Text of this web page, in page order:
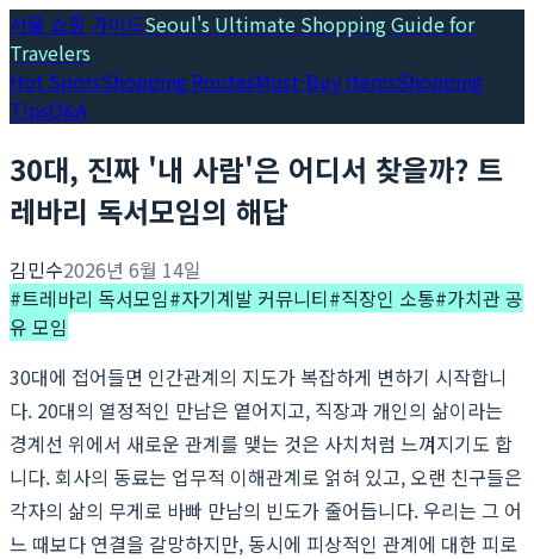
서울 쇼핑 가이드Seoul's Ultimate Shopping Guide for
Travelers
Hot SpotsShopping RoutesMust-Buy ItemsShopping
TipsQ&A
30대, 진짜 '내 사람'은 어디서 찾을까? 트
레바리 독서모임의 해답
김민수2026년 6월 14일
#트레바리 독서모임#자기계발 커뮤니티#직장인 소통#가치관 공
유 모임
30대에 접어들면 인간관계의 지도가 복잡하게 변하기 시작합니
다. 20대의 열정적인 만남은 옅어지고, 직장과 개인의 삶이라는
경계선 위에서 새로운 관계를 맺는 것은 사치처럼 느껴지기도 합
니다. 회사의 동료는 업무적 이해관계로 얽혀 있고, 오랜 친구들은
각자의 삶의 무게로 바빠 만남의 빈도가 줄어듭니다. 우리는 그 어
느 때보다 연결을 갈망하지만, 동시에 피상적인 관계에 대한 피로